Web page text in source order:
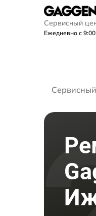
Сервисный
Ежедневно с